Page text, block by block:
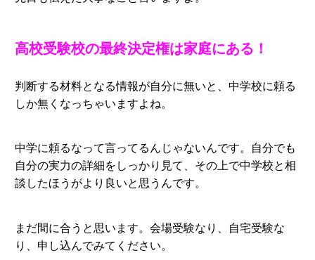
高校受験校の最終決定権は家庭にある！
判断する材料となる情報が自分に無いと、中学校に頼る
しか無くなっちゃいますよね。
中学に頼るなって言ってるんじゃないんです。自分でも
自分の実力の詳細をしっかり見て、その上で中学校と相
談したほうがより良いと思うんです。
まだ間に合うと思います。会場受験なり、自宅受験な
り、申し込んでみてください。